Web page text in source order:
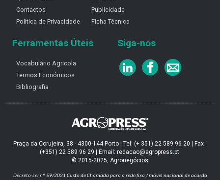
Contactos
Política de Privacidade
Publicidade
Ficha Técnica
Ferramentas Úteis
Vocabulário Agricola
Termos Económicos
Bibliografia
Siga-nos
Praça da Corujeira, 38 - 4300-144 Porto | Tel: (+ 351) 22 589 96 20 | Fax :
(+351) 22 589 96 29 | Email: redacao@agropress.pt
© 2015-2025, Agronegócios
Decreto-Lei nº 59/2021 Custo de Chamada para a rede fixa / móvel nacional de acordo